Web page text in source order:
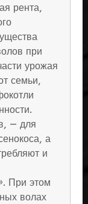
рента,
при
урожая
семьи,
— для
а
и
При этом
волах